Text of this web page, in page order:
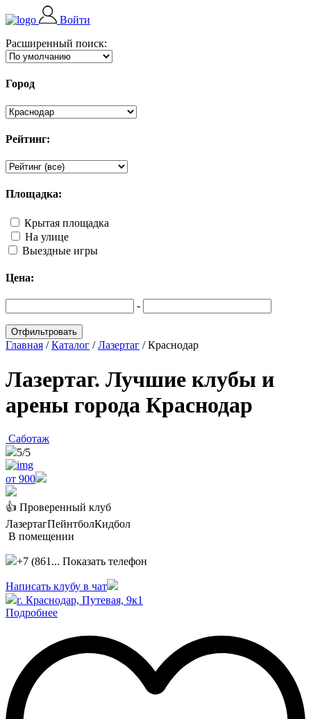
Войти
Расширенный поиск:
Город
Рейтинг:
Площадка:
Крытая площадка
На улице
Выездные игры
Цена:
-
Главная /Каталог /Лазертаг /Краснодар
Лазертаг. Лучшие клубы и
арены города Краснодар
Саботаж
5/5
от 900
👍 Проверенный клуб
ЛазертагПейнтболКидбол
В помещении
+7 (861... Показать телефон
Написать клубу в чат
г. Краснодар, Путевая, 9к1
Подробнее